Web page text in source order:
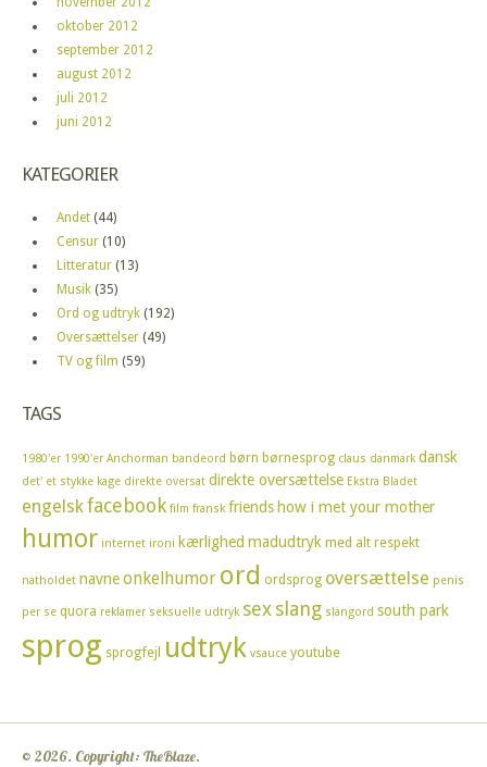
oktober 2012
september 2012
august 2012
juli 2012
juni 2012
KATEGORIER
Andet (44)
Censur (10)
Litteratur (13)
Musik (35)
Ord og udtryk (192)
Oversættelser (49)
TV og film (59)
TAGS
1980'er 1990'er Anchorman bandeord børn børnesprog claus danmark dansk
det' et stykke kage direkte oversat direkte oversættelse Ekstra Bladet
engelskfacebook film fransk friends how i met your mother
humor internet ironi kærlighed madudtryk med alt respekt
natholdet navneonkelhumor ord ordsprog oversættelse penis
per se quora reklamer seksuelle udtryk sexslang slangord south park
sprog sprogfejl udtryk vsauce youtube
© 2026. Copyright: TheBlaze.